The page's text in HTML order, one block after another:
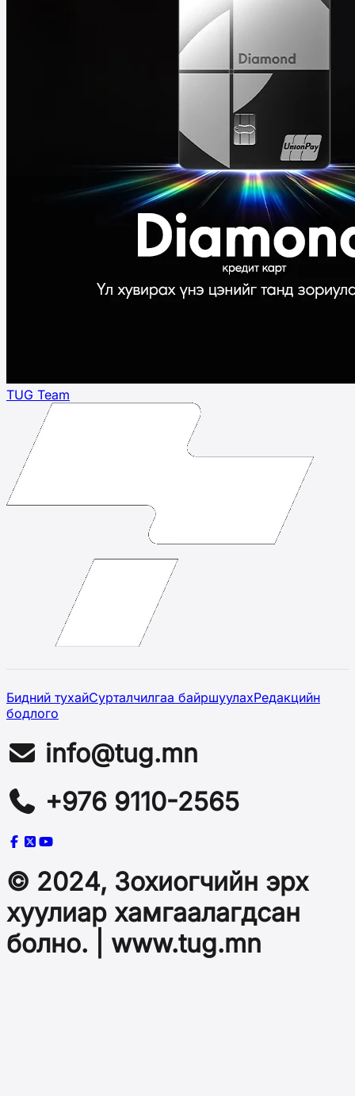
TUG Team
Бидний тухайСурталчилгаа байршуулахРедакцийн
бодлого
info@tug.mn
+976 9110-2565
© 2024, Зохиогчийн эрх
хуулиар хамгаалагдсан
болно. | www.tug.mn